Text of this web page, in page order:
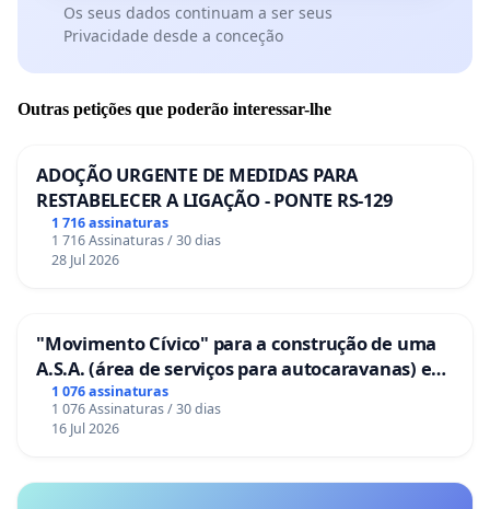
Os seus dados continuam a ser seus
Privacidade desde a conceção
Outras petições que poderão interessar-lhe
ADOÇÃO URGENTE DE MEDIDAS PARA
RESTABELECER A LIGAÇÃO - PONTE RS-129
1 716 assinaturas
1 716 Assinaturas / 30 dias
28 Jul 2026
"Movimento Cívico" para a construção de uma
A.S.A. (área de serviços para autocaravanas) em
Coimbra
1 076 assinaturas
1 076 Assinaturas / 30 dias
16 Jul 2026